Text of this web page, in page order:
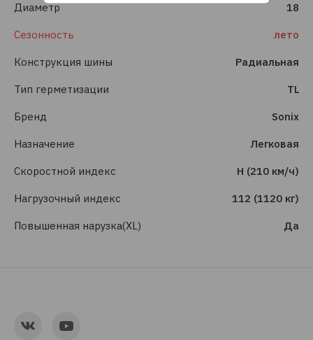
Диаметр 18
Сезонность лето
Конструкция шины Радиальная
Тип герметизации TL
Бренд Sonix
Назначение Легковая
Скоростной индекс H (210 км/ч)
Нагрузочный индекс 112 (1120 кг)
Повышенная нарузка(XL) Да